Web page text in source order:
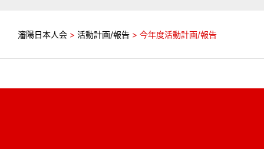
瀋陽日本人会 > 活動計画/報告 > 今年度活動計画/報告